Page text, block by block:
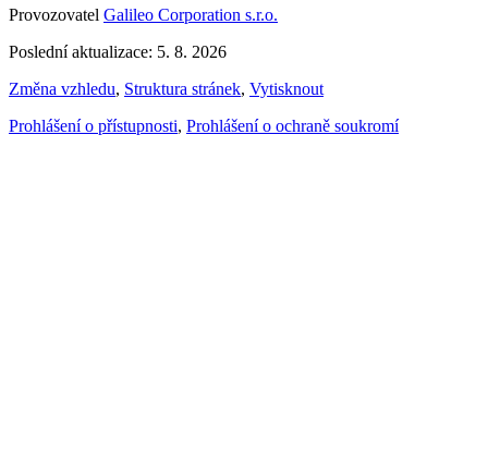
Provozovatel Galileo Corporation s.r.o.
Poslední aktualizace: 5. 8. 2026
Změna vzhledu, Struktura stránek, Vytisknout
Prohlášení o přístupnosti, Prohlášení o ochraně soukromí